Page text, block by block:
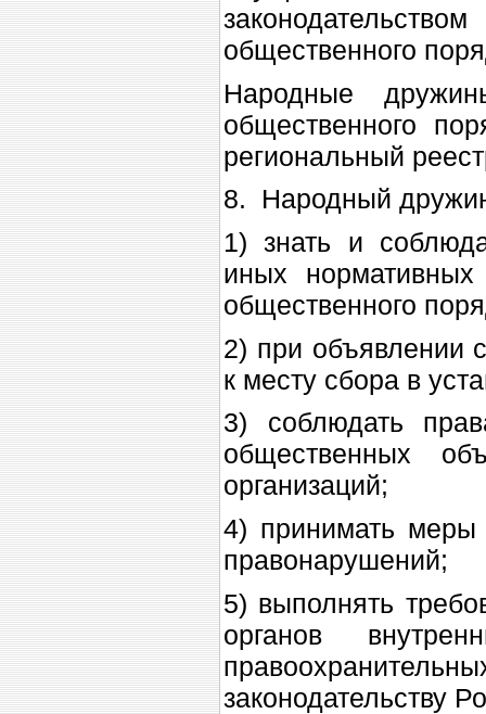
общественного
Народные
общественного
региональный
8. Народный
1) знать и
иных
общественного
2) при объявлении
к месту сбора в
3) соблюдать
общественных
организаций;
4) принимать
правонарушений;
5) выполнять
органов
законодательству